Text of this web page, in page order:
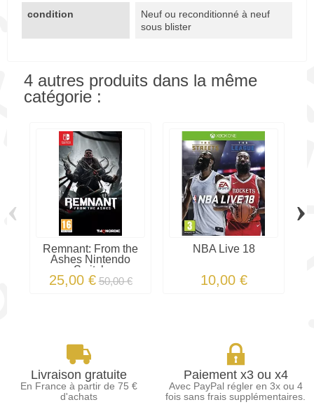
condition
Neuf ou reconditionné à neuf
sous blister
4 autres produits dans la même
catégorie :
Remnant: From the
Ashes Nintendo
Switch
25,00 € 50,00 €
NBA Live 18
10,00 €
‹ ›
Livraison gratuite
En France à partir de 75 €
d'achats
Paiement x3 ou x4
Avec PayPal régler en 3x ou 4
fois sans frais supplémentaires.